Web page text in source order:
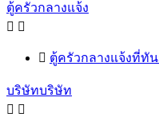
ตู้ครัวกลางแจ้ง
 
 ตู้ครัวกลางแจ้งที่ทั
บริษัทบริษัท
 